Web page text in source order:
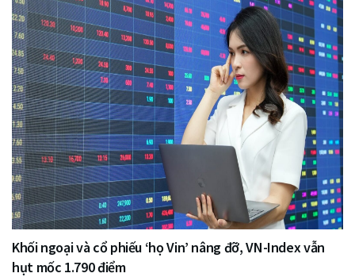
Khối ngoại và cổ phiếu ‘họ Vin’ nâng đỡ, VN-Index vẫn
hụt mốc 1.790 điểm